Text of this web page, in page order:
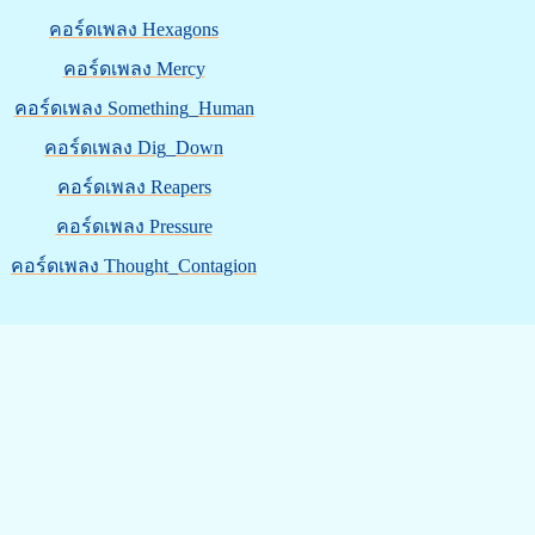
คอร์ดเพลง Hexagons
คอร์ดเพลง Mercy
คอร์ดเพลง Something_Human
คอร์ดเพลง Dig_Down
คอร์ดเพลง Reapers
คอร์ดเพลง Pressure
คอร์ดเพลง Thought_Contagion